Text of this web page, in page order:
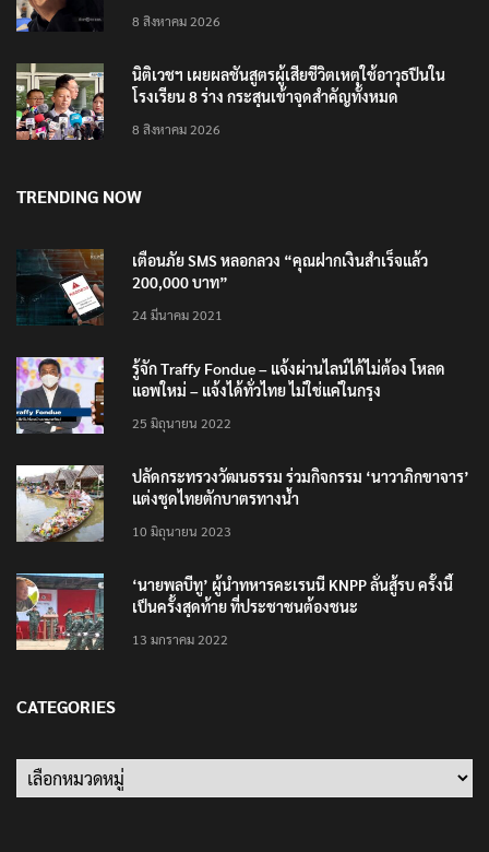
8 สิงหาคม 2026
นิติเวชฯ เผยผลชันสูตรผู้เสียชีวิตเหตุใช้อาวุธปืนใน
โรงเรียน 8 ร่าง กระสุนเข้าจุดสำคัญทั้งหมด
8 สิงหาคม 2026
TRENDING NOW
เตือนภัย SMS หลอกลวง “คุณฝากเงินสำเร็จแล้ว
200,000 บาท”
24 มีนาคม 2021
รู้จัก Traffy Fondue – แจ้งผ่านไลน์ได้ไม่ต้อง โหลด
แอพใหม่ – แจ้งได้ทั่วไทย ไม่ใช่แค่ในกรุง
25 มิถุนายน 2022
ปลัดกระทรวงวัฒนธรรม ร่วมกิจกรรม ‘นาวาภิกขาจาร’
แต่งชุดไทยตักบาตรทางน้ำ
10 มิถุนายน 2023
‘นายพลบีทู’ ผู้นำทหารคะเรนนี KNPP ลั่นสู้รบ ครั้งนี้
เป็นครั้งสุดท้าย ที่ประชาชนต้องชนะ
13 มกราคม 2022
CATEGORIES
Categories